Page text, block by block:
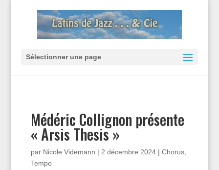
Sélectionner une page
Médéric Collignon présente
« Arsis Thesis »
par Nicole Videmann | 2 décembre 2024| Chorus,
Tempo